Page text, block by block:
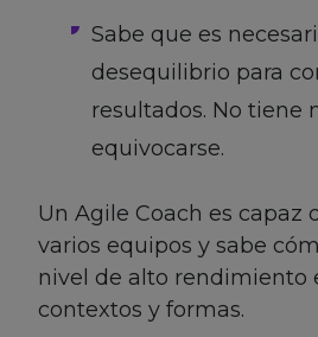
Sabe que es
desequilibrio para
resultados. No tiene
equivocarse.
Un Agile Coach es capaz
varios equipos y sabe
nivel de alto rendimiento
contextos y formas.